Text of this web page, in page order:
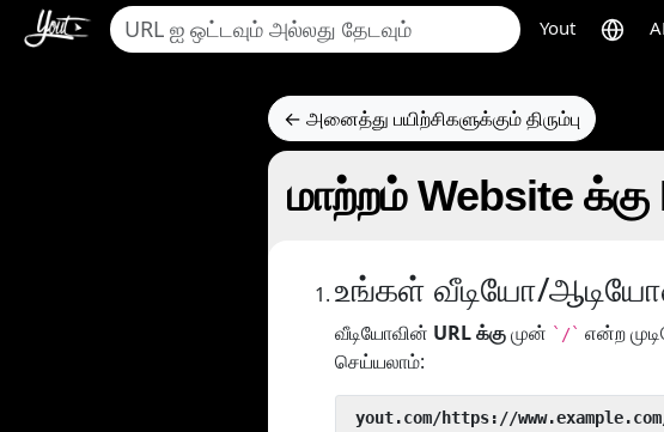
Yout
← அனைத்து பயிற்சிகளுக்கும் திரும்பு
மாற்றம் Website
உங்கள் வீடியோ/
வீடியோவின் URL க்குமுன் `/` என்ற
செய்யலாம்:
yout.com/https://